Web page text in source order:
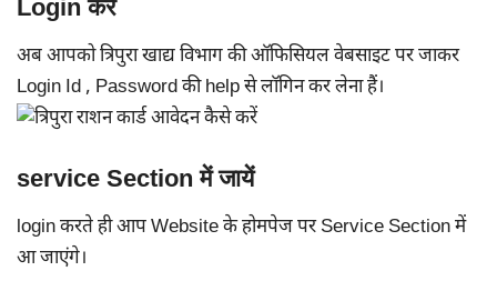
Login करें
अब आपको त्रिपुरा खाद्य विभाग की ऑफिसियल वेबसाइट पर जाकर
Login Id , Password की help से लॉगिन कर लेना हैं।
service Section में जायें
login करते ही आप Website के होमपेज पर Service Section में
आ जाएंगे।